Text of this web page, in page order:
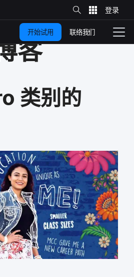
站
​内
搜
索
拨
动
开始试用 联络我们
客
类别​的​